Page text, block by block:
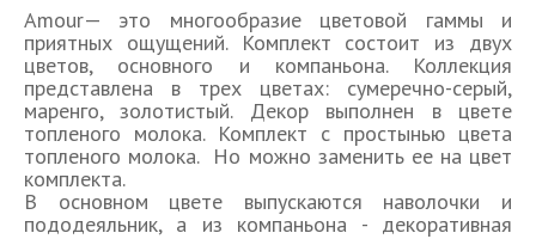
Amour— это многообразие цветовой гаммы и
приятных ощущений. Комплект состоит из двух
цветов, основного и компаньона. Коллекция
представлена в трех цветах: сумеречно-серый,
маренго, золотистый. Декор выполнен в цвете
топленого молока. Комплект с простынью цвета
топленого молока. Но можно заменить ее на цвет
комплекта.
В основном цвете выпускаются наволочки и
пододеяльник, а из компаньона - декоративная